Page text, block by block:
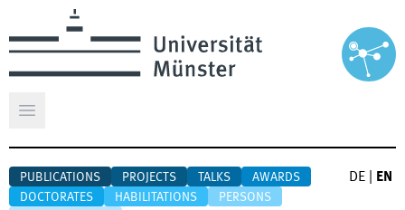
Open main menu
PUBLICATIONS PROJECTS TALKS
AWARDS
DOCTORATES
HABILITATIONS
PERSONS
DE EN